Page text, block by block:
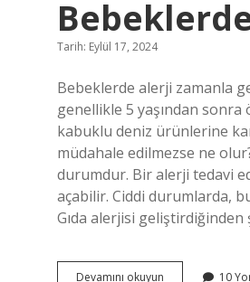
Tarih: Eylül 17, 2024
Bebeklerde alerji zamanla
genellikle 5 yaşından sonra
kabuklu deniz ürünlerine
müdahale edilmezse ne
durumdur. Bir alerji tedavi
açabilir. Ciddi durumlarda,
Gıda alerjisi
Devamını okuyun Bebeklerde10